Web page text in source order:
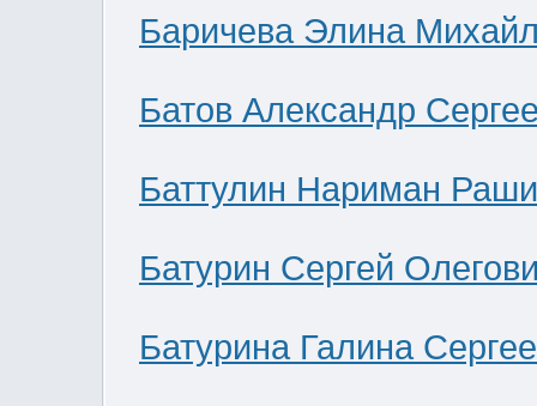
Баричева Элина
Батов Александр
Баттулин Нариман
Батурин Сергей
Батурина Галина